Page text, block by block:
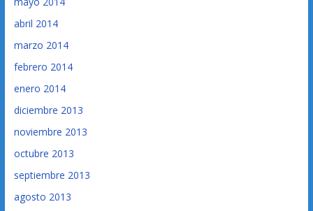
abril 2014
marzo 2014
febrero 2014
enero 2014
diciembre 2013
noviembre 2013
octubre 2013
septiembre 2013
agosto 2013